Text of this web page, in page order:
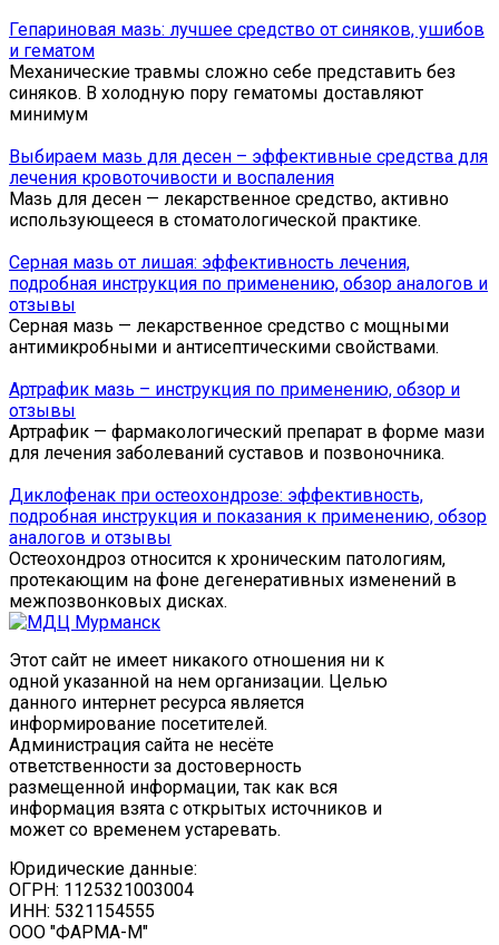
Гепариновая мазь: лучшее средство от синяков, ушибов
и гематом
Механические травмы сложно себе представить без
синяков. В холодную пору гематомы доставляют
минимум
Выбираем мазь для десен – эффективные средства для
лечения кровоточивости и воспаления
Мазь для десен — лекарственное средство, активно
использующееся в стоматологической практике.
Серная мазь от лишая: эффективность лечения,
подробная инструкция по применению, обзор аналогов и
отзывы
Серная мазь — лекарственное средство с мощными
антимикробными и антисептическими свойствами.
Артрафик мазь – инструкция по применению, обзор и
отзывы
Артрафик — фармакологический препарат в форме мази
для лечения заболеваний суставов и позвоночника.
Диклофенак при остеохондрозе: эффективность,
подробная инструкция и показания к применению, обзор
аналогов и отзывы
Остеохондроз относится к хроническим патологиям,
протекающим на фоне дегенеративных изменений в
межпозвонковых дисках.
Этот сайт не имеет никакого отношения ни к
одной указанной на нем организации. Целью
данного интернет ресурса является
информирование посетителей.
Администрация сайта не несёте
ответственности за достоверность
размещенной информации, так как вся
информация взята с открытых источников и
может со временем устаревать.
Юридические данные:
ОГРН: 1125321003004
ИНН: 5321154555
ООО "ФАРМА-М"